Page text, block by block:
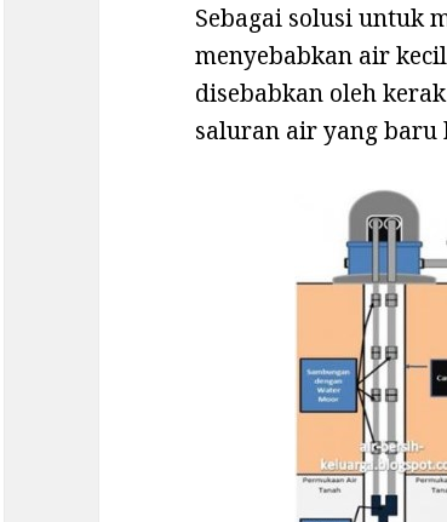
Sebagai solusi untuk
menyebabkan air
disebabkan oleh
saluran air yang